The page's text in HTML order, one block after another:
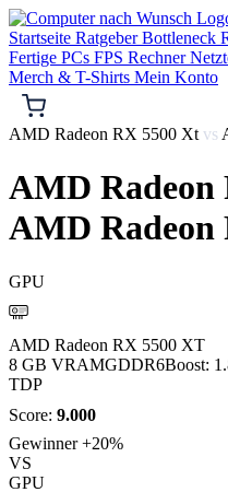
Startseite RatgeberBottleneck
Fertige PCs FPS Rechner
Merch & T-Shirts Mein Konto
AMD Radeon RX 5500 Xt vs
AMD Radeon
AMD Radeon
GPU
AMD Radeon RX 5500 XT
8 GB VRAMGDDR6Boost:
TDP
Score: 9.000
Gewinner+20%
VS
GPU